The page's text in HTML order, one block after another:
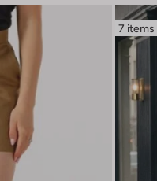
7 items